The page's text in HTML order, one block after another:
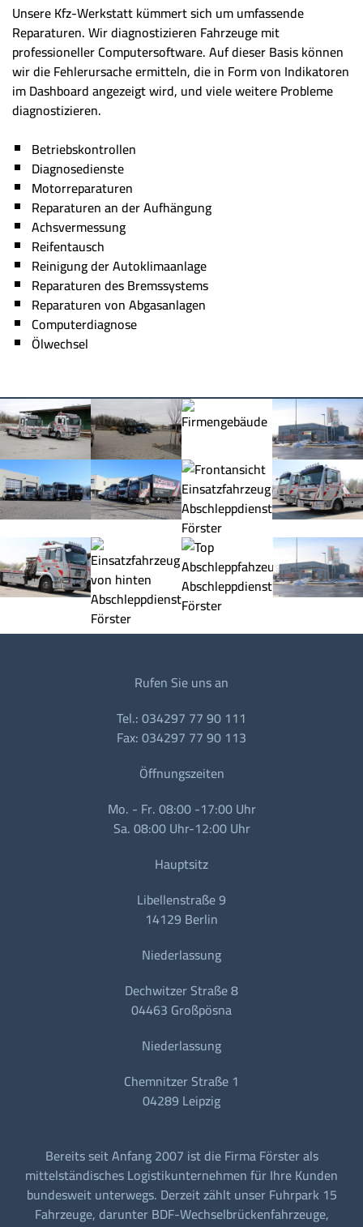
Unsere Kfz-Werkstatt kümmert sich um umfassende
Reparaturen. Wir diagnostizieren Fahrzeuge mit
professioneller Computersoftware. Auf dieser Basis können
wir die Fehlerursache ermitteln, die in Form von Indikatoren
im Dashboard angezeigt wird, und viele weitere Probleme
diagnostizieren.
Betriebskontrollen
Diagnosedienste
Motorreparaturen
Reparaturen an der Aufhängung
Achsvermessung
Reifentausch
Reinigung der Autoklimaanlage
Reparaturen des Bremssystems
Reparaturen von Abgasanlagen
Computerdiagnose
Ölwechsel
Rufen Sie uns an
Tel.: 034297 77 90 111
Fax: 034297 77 90 113
Öffnungszeiten
Mo. - Fr. 08:00 -17:00 Uhr
Sa. 08:00 Uhr-12:00 Uhr
Hauptsitz
Libellenstraße 9
14129 Berlin
Niederlassung
Dechwitzer Straße 8
04463 Großpösna
Niederlassung
Chemnitzer Straße 1
04289 Leipzig
Bereits seit Anfang 2007 ist die Firma Förster als
mittelständisches Logistikunternehmen für Ihre Kunden
bundesweit unterwegs. Derzeit zählt unser Fuhrpark 15
Fahrzeuge, darunter BDF-Wechselbrückenfahrzeuge,